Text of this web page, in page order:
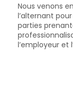
Nous venons
l’alternant
parties
l’employeur et